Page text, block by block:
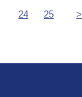
24
25 >